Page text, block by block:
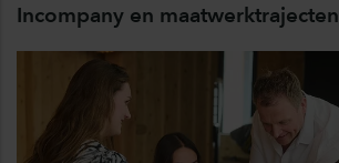
Incompany en maatwerktrajecten